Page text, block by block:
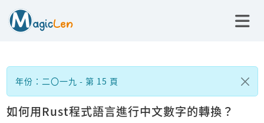
年份：二〇一九 - 第 15 頁
如何用Rust程式語言進行中文數字的轉換？